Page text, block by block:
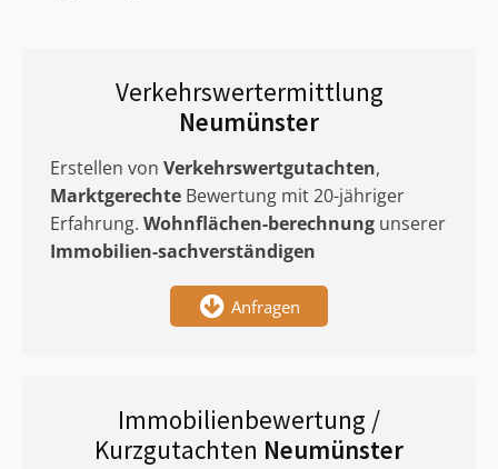
Verkehrswertermittlung
Neumünster
Erstellen von Verkehrswertgutachten,
Marktgerechte Bewertung mit 20-jähriger
Erfahrung. Wohnflächen-berechnung unserer
Immobilien-sachverständigen
Anfragen
Immobilienbewertung /
Kurzgutachten Neumünster